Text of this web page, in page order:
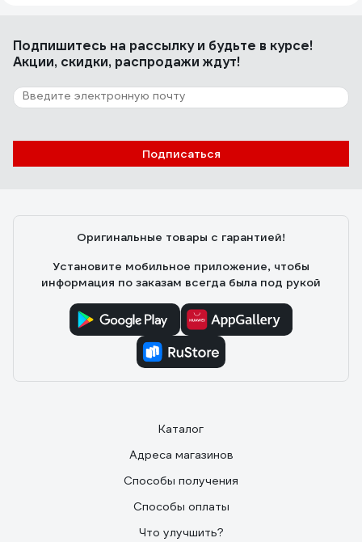
только с пылесосом
Подпишитесь на рассылкуи будьте в курсе!
Акции, скидки, распродажи ждут!
Подписаться
Оригинальные товары с гарантией!
Установите мобильное приложение, чтобы
информация по заказам всегда была под рукой
Каталог
Адреса магазинов
Способы получения
Способы оплаты
Что улучшить?